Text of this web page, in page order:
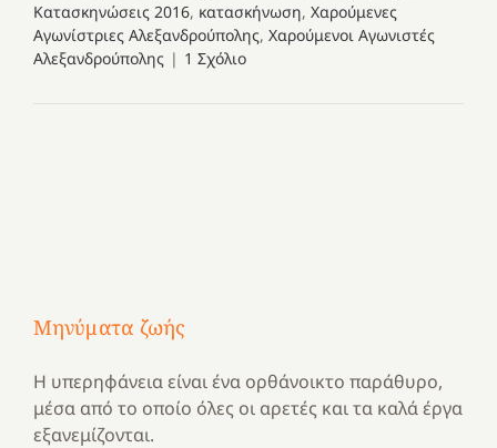
Κατασκηνώσεις 2016, κατασκήνωση, Χαρούμενες
Αγωνίστριες Αλεξανδρούπολης, Χαρούμενοι Αγωνιστές
Αλεξανδρούπολης | 1 Σχόλιο
Μηνύματα ζωής
Η υπερηφάνεια είναι ένα ορθάνοικτο παράθυρο,
μέσα από το οποίο όλες οι αρετές και τα καλά έργα
εξανεμίζονται.